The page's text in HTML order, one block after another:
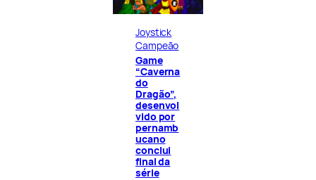
Joystick
Campeão
Game
“Caverna
do
Dragão”,
desenvol
vido por
pernamb
ucano
conclui
final da
série